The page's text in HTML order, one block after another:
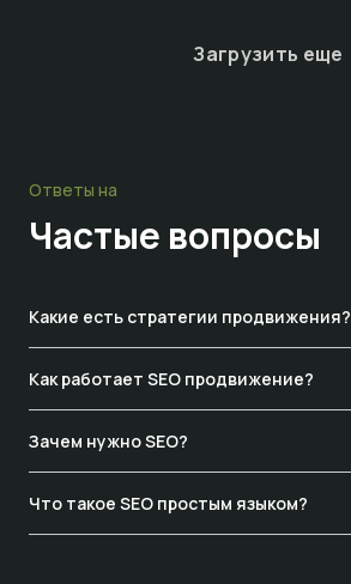
Загрузить еще
Ответы на
Частые вопросы
Какие есть стратегии продвижения?
Как работает SEO продвижение?
Зачем нужно SEO?
Что такое SEO простым языком?